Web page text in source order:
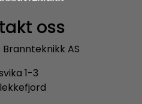
oss
Brannteknikk AS
1-3